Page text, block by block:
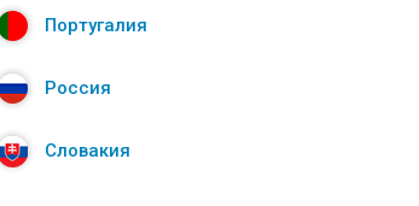
Португалия
Россия
Словакия